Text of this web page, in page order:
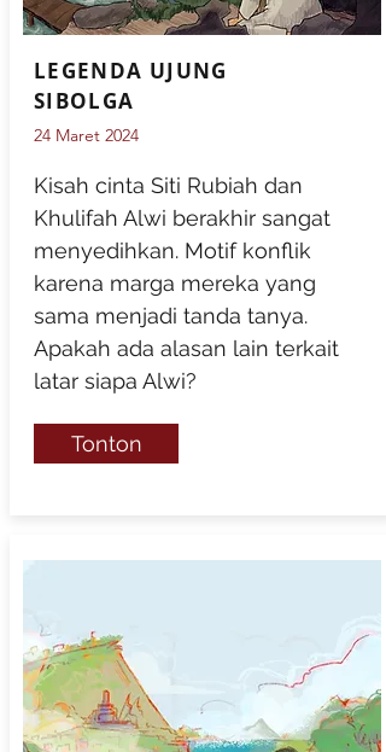
LEGENDA UJUNG
SIBOLGA
24 Maret 2024
Kisah cinta Siti Rubiah dan
Khulifah Alwi berakhir sangat
menyedihkan. Motif konflik
karena marga mereka yang
sama menjadi tanda tanya.
Apakah ada alasan lain terkait
latar siapa Alwi?
Tonton